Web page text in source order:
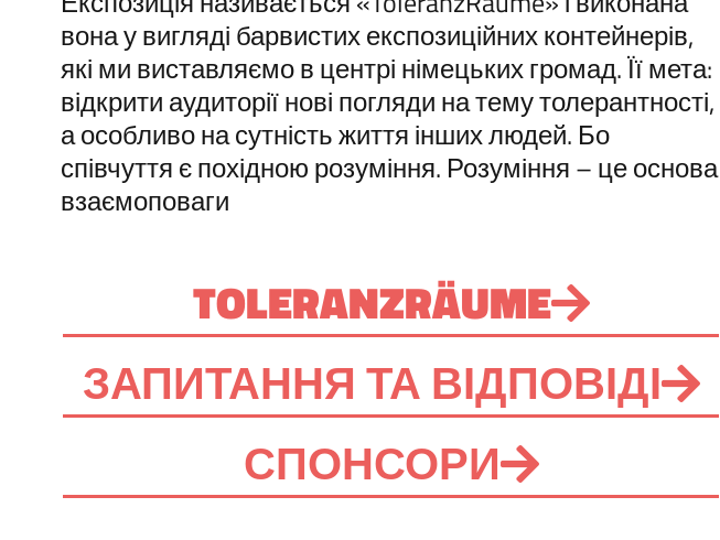
вона у вигляді барвистих експозиційних контейнерів,
які ми виставляємо в центрі німецьких громад. Її мета:
відкрити аудиторії нові погляди на тему толерантності,
а особливо на сутність життя інших людей. Бо
співчуття є похідною розуміння. Розуміння – це основа
взаємоповаги
TOLERANZRÄUME
ЗАПИТАННЯ ТА ВІДПОВІДІ
СПОНСОРИ